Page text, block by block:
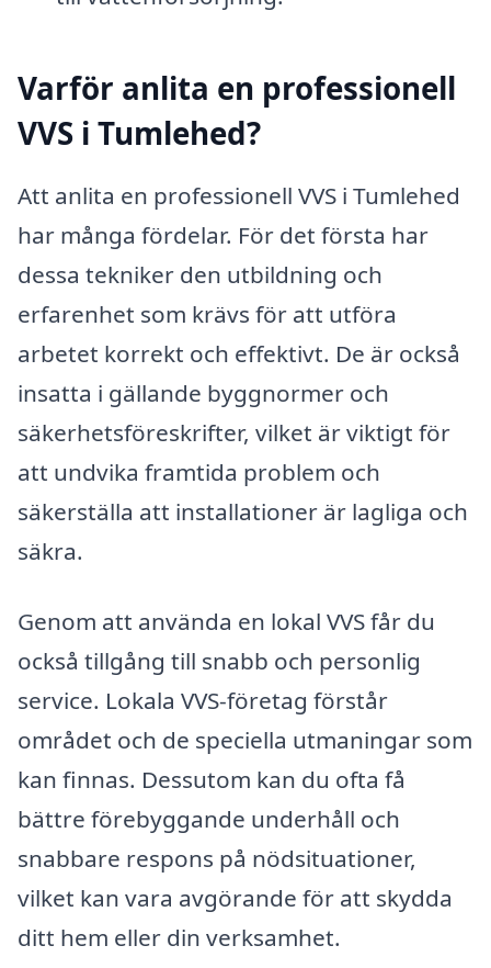
Varför anlita en professionell
VVS i Tumlehed?
Att anlita en professionell VVS i Tumlehed
har många fördelar. För det första har
dessa tekniker den utbildning och
erfarenhet som krävs för att utföra
arbetet korrekt och effektivt. De är också
insatta i gällande byggnormer och
säkerhetsföreskrifter, vilket är viktigt för
att undvika framtida problem och
säkerställa att installationer är lagliga och
säkra.
Genom att använda en lokal VVS får du
också tillgång till snabb och personlig
service. Lokala VVS-företag förstår
området och de speciella utmaningar som
kan finnas. Dessutom kan du ofta få
bättre förebyggande underhåll och
snabbare respons på nödsituationer,
vilket kan vara avgörande för att skydda
ditt hem eller din verksamhet.